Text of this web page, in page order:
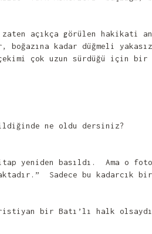
açıkça görülen hakikati
kadar düğmeli
çok uzun sürdüğü için bir
ne oldu dersiniz?
yeniden basıldı. Ama o
Sadece bu kadarcık
bir Batı’lı halk